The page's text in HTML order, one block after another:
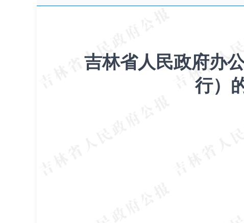
吉林省人民政府办
行）